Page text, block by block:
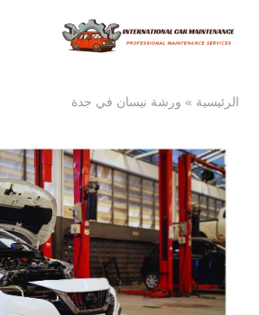
الرئيسية » ورشة نيسان في جدة